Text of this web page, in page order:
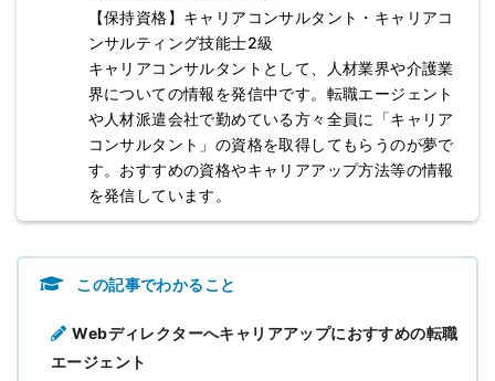
【保持資格】キャリアコンサルタント・キャリアコ
ンサルティング技能士2級
キャリアコンサルタントとして、人材業界や介護業
界についての情報を発信中です。転職エージェント
や人材派遣会社で勤めている方々全員に「キャリア
コンサルタント」の資格を取得してもらうのが夢で
す。おすすめの資格やキャリアアップ方法等の情報
を発信しています。
この記事でわかること
Webディレクターへキャリアアップにおすすめの転職
エージェント